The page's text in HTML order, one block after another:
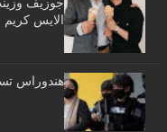
جوزيف
الايس كريم
هندوراس